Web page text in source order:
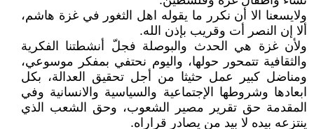
ولايسعنا الا أن نكرر ما يقوله اهل الثغور في غزة هاشم،
ألا إن النصر أت وقريب بإذن الله.
ولأن غزة هي الحدث والبوصلة فجلّ أنشطتنا الفكرية
والثقافية تتمحور حولها، واليوم نحتفي بمفكر موسوعي،
ومناضل كبير عمل حثيثا من أجل تحقيق العدالة، بكل
ابعادها وشروطها الإجتماعية والسياسية والانسانية وفي
المقدمة حق تقرير مصير الشعوب، وحق الشعب الذي
ينتزعه بيده لا بيد من يصادر قراراه.